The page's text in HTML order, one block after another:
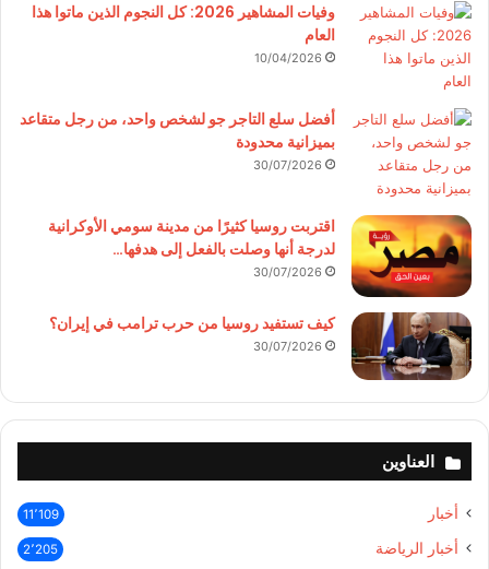
وفيات المشاهير 2026: كل النجوم الذين ماتوا هذا
العام
10/04/2026
أفضل سلع التاجر جو لشخص واحد، من رجل متقاعد
بميزانية محدودة
30/07/2026
اقتربت روسيا كثيرًا من مدينة سومي الأوكرانية
لدرجة أنها وصلت بالفعل إلى هدفها…
30/07/2026
كيف تستفيد روسيا من حرب ترامب في إيران؟
30/07/2026
العناوين
أخبار 11٬109
أخبار الرياضة 2٬205